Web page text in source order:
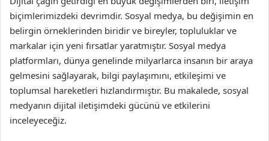
biçimlerimizdeki devrimdir. Sosyal medya, bu değişimin en
belirgin örneklerinden biridir ve bireyler, topluluklar ve
markalar için yeni fırsatlar yaratmıştır. Sosyal medya
platformları, dünya genelinde milyarlarca insanın bir araya
gelmesini sağlayarak, bilgi paylaşımını, etkileşimi ve
toplumsal hareketleri hızlandırmıştır. Bu makalede, sosyal
medyanın dijital iletişimdeki gücünü ve etkilerini
inceleyeceğiz.